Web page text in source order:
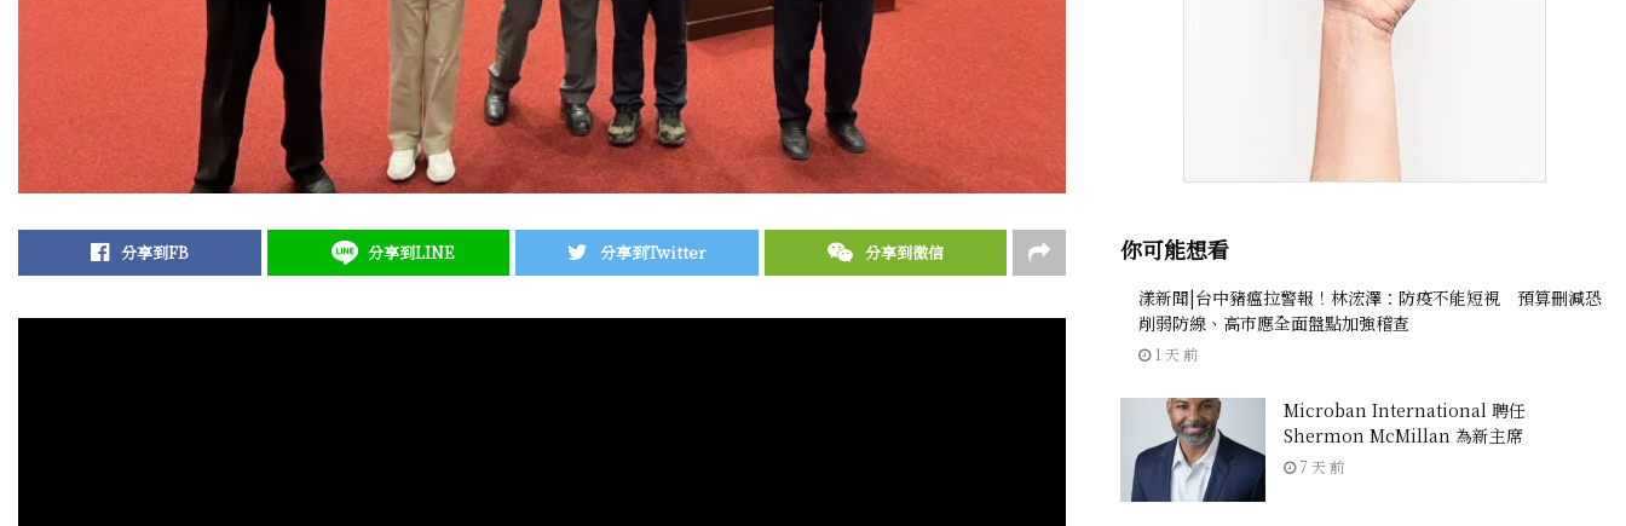
分享到FB 分享到LINE 分享到Twitter 分享到微信 你可能想看
漾新聞|台中豬瘟拉警報！林浤澤：防疫不能短視 預算刪減恐
削弱防線、高市應全面盤點加強稽查
1 天 前
Microban International 聘任
Shermon McMillan 為新主席
7 天 前